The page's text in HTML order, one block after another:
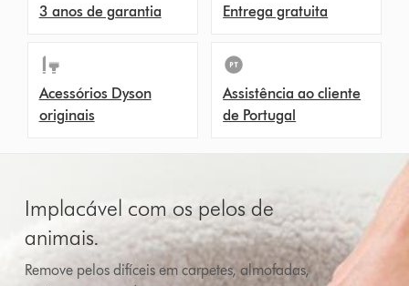
3 anos de garantia Entrega gratuita
Acessórios Dyson
originais
Assistência ao cliente
de Portugal
Implacável com os pelos de
animais.
Remove pelos difíceis em carpetes, almofadas,